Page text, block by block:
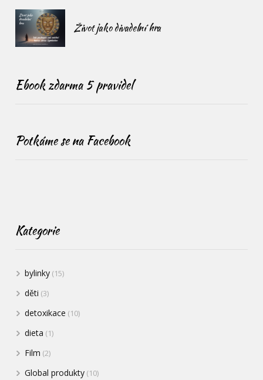
Život jako divadelní hra
Ebook zdarma 5 pravidel
Potkáme se na Facebook
Kategorie
bylinky (15)
děti (3)
detoxikace (10)
dieta (1)
Film (2)
Global produkty (10)